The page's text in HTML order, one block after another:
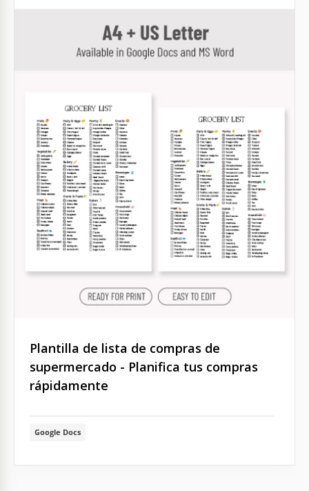
Plantilla de lista de compras de
supermercado - Planifica tus compras
rápidamente
Google Docs